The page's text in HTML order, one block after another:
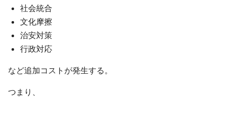
社会統合
文化摩擦
治安対策
行政対応
など追加コストが発生する。
つまり、